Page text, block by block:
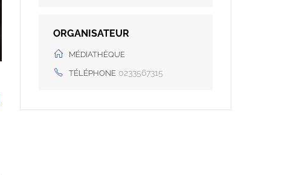
ORGANISATEUR
MÉDIATHÈQUE
TÉLÉPHONE 0233567315